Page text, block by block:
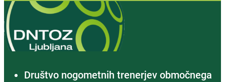
Društvo nogometnih trenerjev območnega